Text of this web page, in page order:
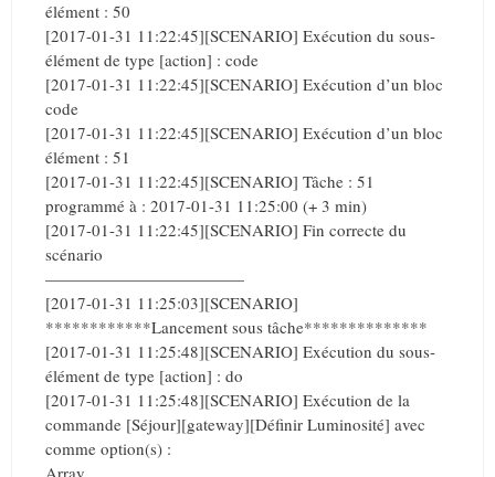
élément : 50
[2017-01-31 11:22:45][SCENARIO] Exécution du sous-
élément de type [action] : code
[2017-01-31 11:22:45][SCENARIO] Exécution d’un bloc
code
[2017-01-31 11:22:45][SCENARIO] Exécution d’un bloc
élément : 51
[2017-01-31 11:22:45][SCENARIO] Tâche : 51
programmé à : 2017-01-31 11:25:00 (+ 3 min)
[2017-01-31 11:22:45][SCENARIO] Fin correcte du
scénario
————————————
[2017-01-31 11:25:03][SCENARIO]
************Lancement sous tâche**************
[2017-01-31 11:25:48][SCENARIO] Exécution du sous-
élément de type [action] : do
[2017-01-31 11:25:48][SCENARIO] Exécution de la
commande [Séjour][gateway][Définir Luminosité] avec
comme option(s) :